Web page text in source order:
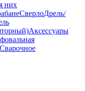
них
СверлоДрель/
Аксессуары
Сварочное